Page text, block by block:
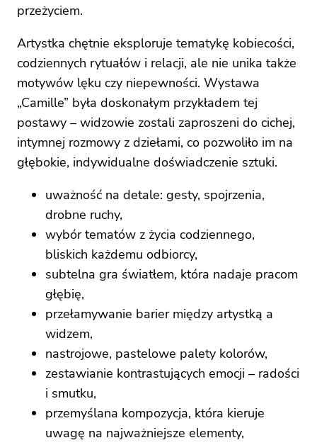
przeżyciem.
Artystka chętnie eksploruje tematykę kobiecości,
codziennych rytuałów i relacji, ale nie unika także
motywów lęku czy niepewności. Wystawa
„Camille” była doskonałym przykładem tej
postawy – widzowie zostali zaproszeni do cichej,
intymnej rozmowy z dziełami, co pozwoliło im na
głębokie, indywidualne doświadczenie sztuki.
uważność na detale: gesty, spojrzenia,
drobne ruchy,
wybór tematów z życia codziennego,
bliskich każdemu odbiorcy,
subtelna gra światłem, która nadaje pracom
głębię,
przełamywanie barier między artystką a
widzem,
nastrojowe, pastelowe palety kolorów,
zestawianie kontrastujących emocji – radości
i smutku,
przemyślana kompozycja, która kieruje
uwagę na najważniejsze elementy,